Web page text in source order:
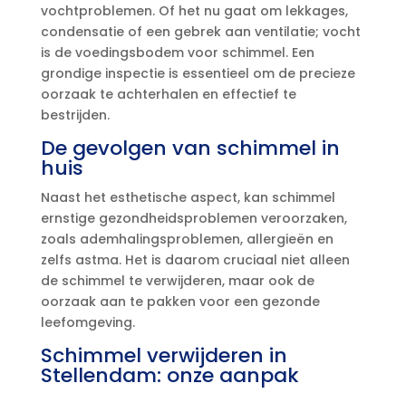
vochtproblemen.​ Of het nu gaat om lekkages,
condensatie of een gebrek aan ventilatie; vocht
is de voedingsbodem voor schimmel.​ Een
grondige inspectie is essentieel om de precieze
oorzaak te achterhalen en effectief te
bestrijden.​
De gevolgen van schimmel in
huis
Naast het esthetische aspect, kan schimmel
ernstige gezondheidsproblemen veroorzaken,
zoals ademhalingsproblemen, allergieën en
zelfs astma.​ Het is daarom cruciaal niet alleen
de schimmel te verwijderen, maar ook de
oorzaak aan te pakken voor een gezonde
leefomgeving.​
Schimmel verwijderen in
Stellendam: onze aanpak